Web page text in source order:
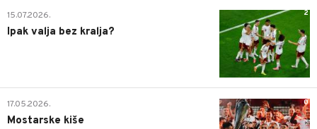
2
15.07.2026.
Ipak valja bez kralja?
0
17.05.2026.
Mostarske kiše